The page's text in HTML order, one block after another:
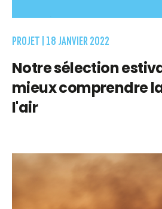
PROJET | 18 JANVIER 2022
Notre sélection
mieux comprendre
l'air